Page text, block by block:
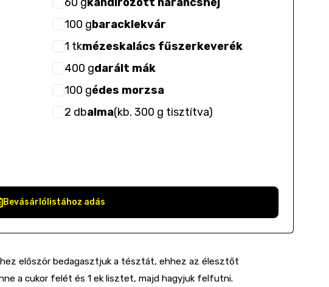
100 gbaracklekvár
1 tkmézeskalács fűszerkeverék
400 gdarált mák
100 gédes morzsa
2 dbalma(kb. 300 g tisztítva)
Bevásárlólistához adás
először bedagasztjuk a tésztát, ehhez az élesztőt
a cukor felét és 1 ek lisztet, majd hagyjuk felfutni.